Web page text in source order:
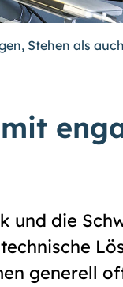
Stehen als
und die
generell